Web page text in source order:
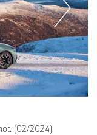
(02/2024)